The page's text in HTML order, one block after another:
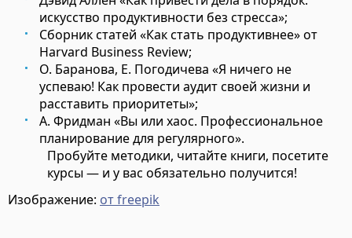
искусство продуктивности без стресса»;
Сборник статей «Как стать продуктивнее» от
Harvard Business Review;
О. Баранова, Е. Погодичева «Я ничего не
успеваю! Как провести аудит своей жизни и
расставить приоритеты»;
А. Фридман «Вы или хаос. Профессиональное
планирование для регулярного».
Пробуйте методики, читайте книги, посетите
курсы — и у вас обязательно получится!
Изображение: от freepik